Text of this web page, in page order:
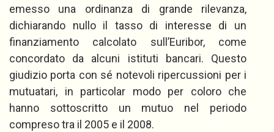
emesso una ordinanza di grande rilevanza,
dichiarando nullo il tasso di interesse di un
finanziamento calcolato sull’Euribor, come
concordato da alcuni istituti bancari. Questo
giudizio porta con sé notevoli ripercussioni per i
mutuatari, in particolar modo per coloro che
hanno sottoscritto un mutuo nel periodo
compreso tra il 2005 e il 2008.